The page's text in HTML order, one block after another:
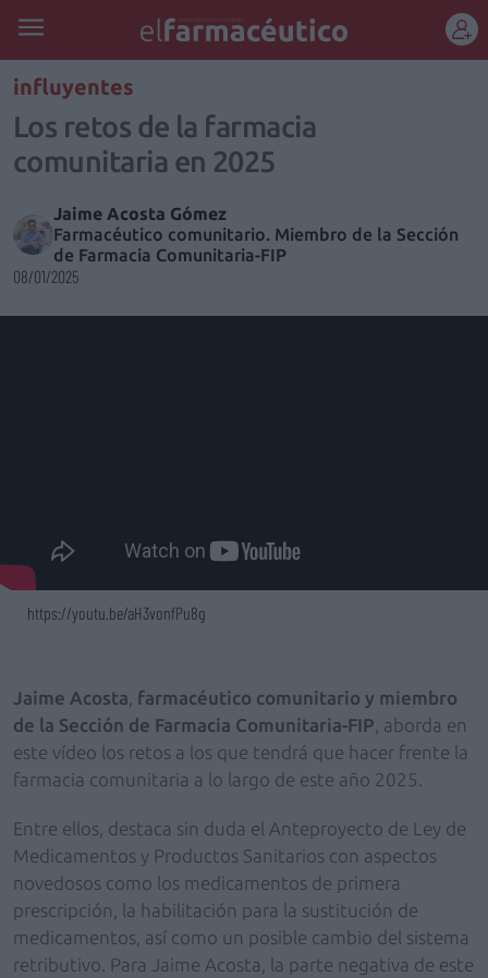
influyentes
Los retos de la farmacia
comunitaria en 2025
Jaime Acosta Gómez
Farmacéutico comunitario. Miembro de la Sección
de Farmacia Comunitaria-FIP
08/01/2025
https://youtu.be/aH3vonfPu8g
Jaime Acosta farmacéutico comunitario y miembro
de la Sección de Farmacia Comunitaria-FIP , aborda en
este vídeo los retos a los que tendrá que hacer frente la
farmacia comunitaria a lo largo de este año 2025.
Entre ellos, destaca sin duda el Anteproyecto de Ley de
Medicamentos y Productos Sanitarios con aspectos
novedosos como los medicamentos de primera
prescripción, la habilitación para la sustitución de
medicamentos, así como un posible cambio del sistema
retributivo. Para Jaime Acosta, la parte negativa de este